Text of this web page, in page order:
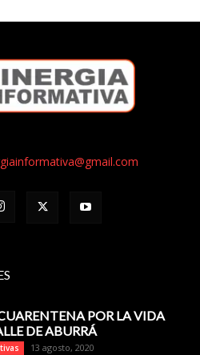
POR LA VIDA
DE ABURRÁ
13 agosto, 2020